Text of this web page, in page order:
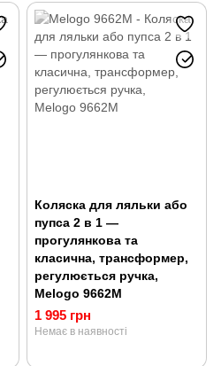
Коляска для ляльки або
пупса 2 в 1 —
прогулянкова та
класична, трансформер,
регулюється ручка,
Melogo 9662M
1 995 грн
Немає в наявності